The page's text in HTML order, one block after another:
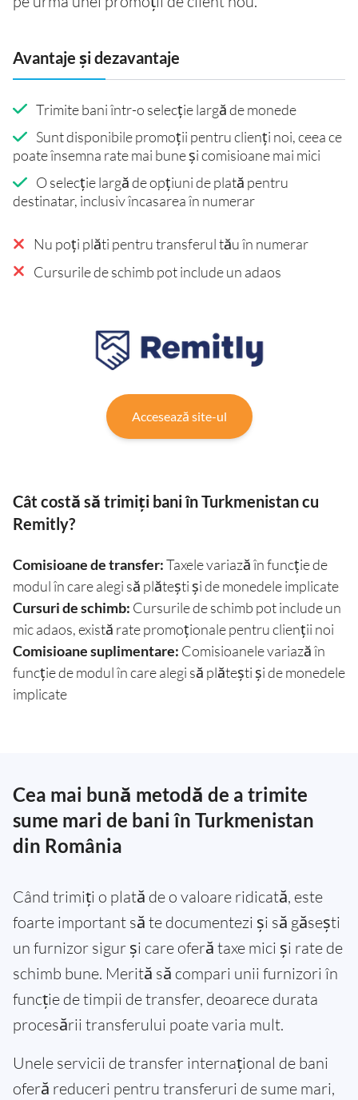
Avantaje și dezavantaje
Trimite bani într-o selecție largă de monede
Sunt disponibile promoții pentru clienți noi, ceea ce
poate însemna rate mai bune și comisioane mai mici
O selecție largă de opțiuni de plată pentru
destinatar, inclusiv încasarea în numerar
Nu poți plăti pentru transferul tău în numerar
Cursurile de schimb pot include un adaos
Accesează site-ul
Cât costă să trimiți bani în Turkmenistan cu
Remitly?
Comisioane de transfer:Taxele variază în funcție de
modul în care alegi să plătești și de monedele implicate
Cursuri de schimb: Cursurile de schimb pot include un
mic adaos, există rate promoționale pentru clienții noi
Comisioane suplimentare: Comisioanele variază în
funcție de modul în care alegi să plătești și de monedele
implicate
Cea mai bună metodă de a trimite
sume mari de bani în Turkmenistan
din România
Când trimiți o plată de o valoare ridicată, este
foarte important să te documentezi și să găsești
un furnizor sigur și care oferă taxe mici și rate de
schimb bune. Merită să compari unii furnizori în
funcție de timpii de transfer, deoarece durata
procesării transferului poate varia mult.
Unele servicii de transfer internațional de bani
oferă reduceri pentru transferuri de sume mari,